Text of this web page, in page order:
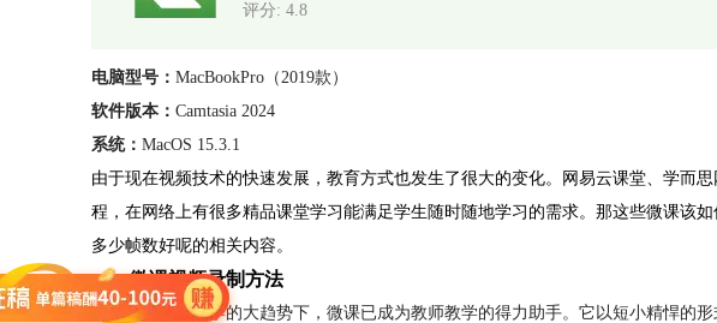
评分: 4.8
电脑型号： MacBookPro（2019款）
软件版本： Camtasia 2024
系统： MacOS 15.3.1
由于现在视频技术的快速发展，教育方式也发生了很大的变化。网易云课堂、学而
程，在网络上有很多精品课堂学习能满足学生随时随地学习的需求。那这些微课该
多少帧数好呢的相关内容。
一、微课视频录制方法
在当今数字化教学的大趋势下，微课已成为教师教学的得力助手。它以短小精悍的